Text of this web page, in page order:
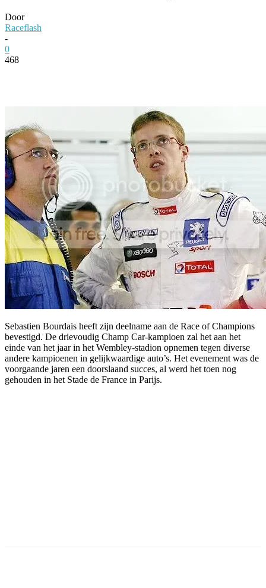
Door
Raceflash
-
0
468
Sebastien Bourdais heeft zijn deelname aan de Race of Champions
bevestigd. De drievoudig Champ Car-kampioen zal het aan het
einde van het jaar in het Wembley-stadion opnemen tegen diverse
andere kampioenen in gelijkwaardige auto’s. Het evenement was de
voorgaande jaren een doorslaand succes, al werd het toen nog
gehouden in het Stade de France in Parijs.